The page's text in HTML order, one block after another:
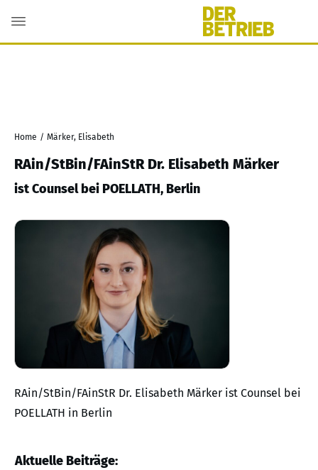
Home / Märker, Elisabeth
RAin/StBin/FAinStR Dr. Elisabeth Märker
ist Counsel bei POELLATH, Berlin
RAin/StBin/FAinStR Dr. Elisabeth Märker ist Counsel bei
POELLATH in Berlin
Aktuelle Beiträge: